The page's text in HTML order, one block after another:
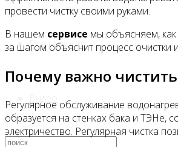
Все новости
провести чистку своими руками.
В нашем сервисе мы объясняем, как
за шагом объяснит процесс очистки
Почему важно
Регулярное обслуживание
образуется на стенках бака и ТЭНе,
электричество. Регулярная чистка